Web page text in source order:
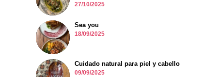
27/10/2025
Sea you
18/09/2025
Cuidado natural para piel y cabello
09/09/2025